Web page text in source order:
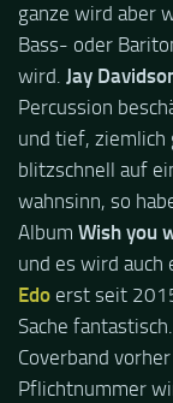
ganze wird aber
Bass- oder
wird. Jay
Percussion
und tief,
blitzschnell auf
wahnsinn, so
Album Wish you
und es wird auch
Edo erst seit
Sache fantastisch.
Coverband
Pflichtnummer